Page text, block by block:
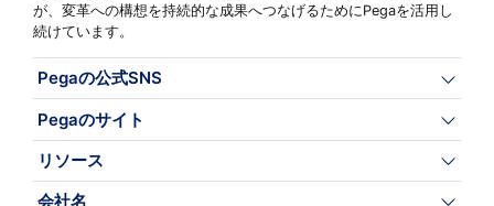
が、変革への構想を持続的な成果へつなげるためにPegaを活用し
続けています。
Pegaの公式SNS
Pegaのサイト
リソース
会社名